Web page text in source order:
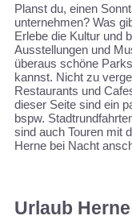
Planst du, einen
unternehmen? Was
Erlebe die Kultur und
Ausstellungen und
überaus schöne
kannst. Nicht zu
Restaurants und
dieser Seite sind ein
bspw.
sind auch Touren mit
Herne bei Nacht
Urlaub